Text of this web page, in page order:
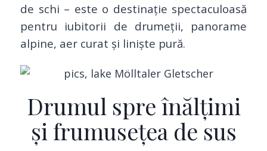
de schi – este o destinație spectaculoasă
pentru iubitorii de drumeții, panorame
alpine, aer curat și liniște pură.
Drumul spre înălțimi
și frumusețea de sus